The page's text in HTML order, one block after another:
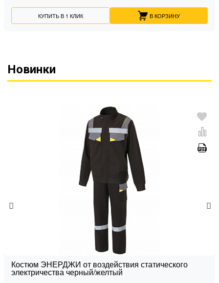
КУПИТЬ В 1 КЛИК В КОРЗИНУ
Новинки
Костюм ЭНЕРДЖИ от воздействия статического
электричества черный/желтый